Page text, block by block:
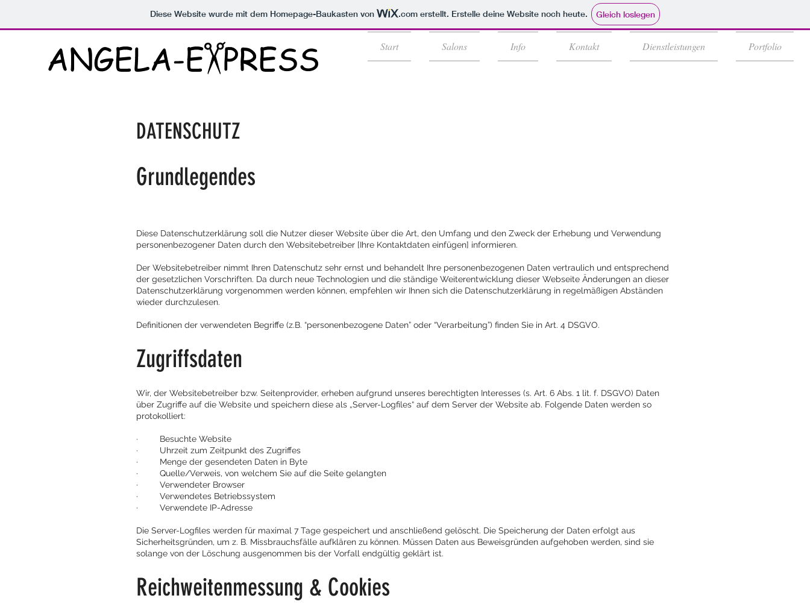
Diese Website wurde mit dem Homepage-Baukasten von .com erstellt. Erstelle deine Website noch heute. Gleich loslegen
Start Salons Info Kontakt Dienstleistungen Portfolio
DATENSCHUTZ
Grundlegendes
Diese Datenschutzerklärung soll die Nutzer dieser Website über die Art, den Umfang und den Zweck der Erhebung und Verwendung
personenbezogener Daten durch den Websitebetreiber [Ihre Kontaktdaten einfügen] informieren.
Der Websitebetreiber nimmt Ihren Datenschutz sehr ernst und behandelt Ihre personenbezogenen Daten vertraulich und entsprechend
der gesetzlichen Vorschriften. Da durch neue Technologien und die ständige Weiterentwicklung dieser Webseite Änderungen an dieser
Datenschutzerklärung vorgenommen werden können, empfehlen wir Ihnen sich die Datenschutzerklärung in regelmäßigen Abständen
wieder durchzulesen.
Definitionen der verwendeten Begriffe (z.B. “personenbezogene Daten” oder “Verarbeitung”) finden Sie in Art. 4 DSGVO.
Zugriffsdaten
Wir, der Websitebetreiber bzw. Seitenprovider, erheben aufgrund unseres berechtigten Interesses (s. Art. 6 Abs. 1 lit. f. DSGVO) Daten
über Zugriffe auf die Website und speichern diese als „Server-Logfiles“ auf dem Server der Website ab. Folgende Daten werden so
protokolliert:
· Besuchte Website
· Uhrzeit zum Zeitpunkt des Zugriffes
· Menge der gesendeten Daten in Byte
· Quelle/Verweis, von welchem Sie auf die Seite gelangten
· Verwendeter Browser
· Verwendetes Betriebssystem
· Verwendete IP-Adresse
Die Server-Logfiles werden für maximal 7 Tage gespeichert und anschließend gelöscht. Die Speicherung der Daten erfolgt aus
Sicherheitsgründen, um z. B. Missbrauchsfälle aufklären zu können. Müssen Daten aus Beweisgründen aufgehoben werden, sind sie
solange von der Löschung ausgenommen bis der Vorfall endgültig geklärt ist.
Reichweitenmessung & Cookies